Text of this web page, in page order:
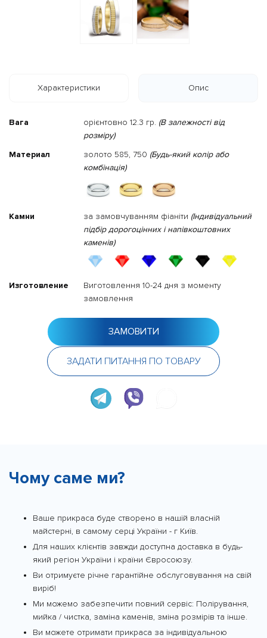
Характеристики Опис
Вага орієнтовно 12.3 гр. (В залежності від
розміру)
Материал
золото 585, 750 (Будь-який колір або
комбінація)
Камни за замовчуванням фіаніти (Індивідуальний
підбір дорогоцінних і напівкоштовних
каменів)
Изготовление
Виготовлення 10-24 дня з моменту
замовлення
ЗАМОВИТИ
ЗАДАТИ ПИТАННЯ ПО ТОВАРУ
Чому саме ми?
Ваше прикраса буде створено в нашій власній
майстерні, в самому серці України - г Київ.
Для наших клієнтів завжди доступна доставка в будь-
який регіон України і країни Євросоюзу.
Ви отримуєте річне гарантійне обслуговування на свій
виріб!
Ми можемо забезпечити повний сервіс: Полірування,
мийка / чистка, заміна каменів, зміна розмірів та інше.
Ви можете отримати прикраса за індивідуальною